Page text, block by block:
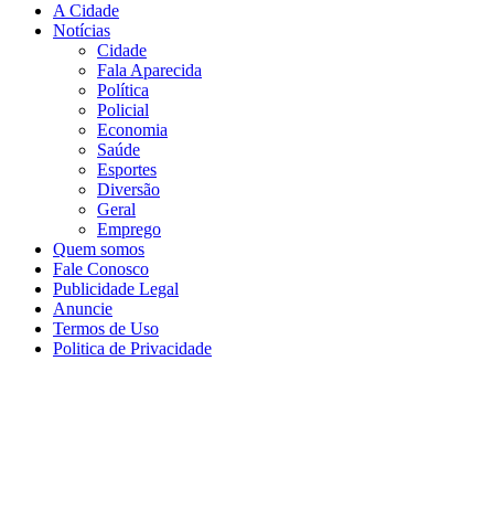
A Cidade
Notícias
Cidade
Fala Aparecida
Política
Policial
Economia
Saúde
Esportes
Diversão
Geral
Emprego
Quem somos
Fale Conosco
Publicidade Legal
Anuncie
Termos de Uso
Politica de Privacidade